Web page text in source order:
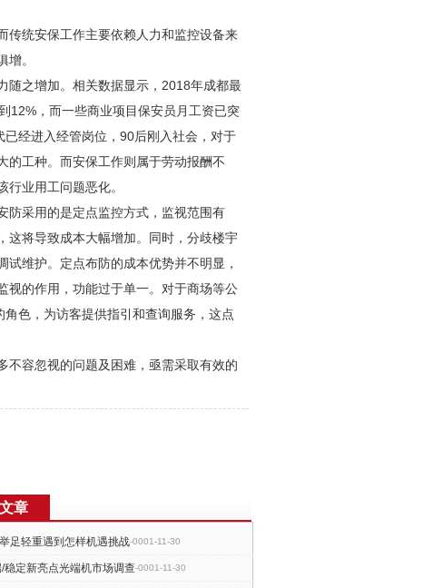
传统安保工作主要依赖人力和监控设备来
。
随之增加。相关数据显示，2018年成都最
12%，而一些商业项目保安员月工资已突
经进入经管岗位，90后刚入社会，对于
的工种。而安保工作则属于劳动报酬不
业用工问题恶化。
防采用的是定点监控方式，监视范围有
这将导致成本大幅增加。同时，分歧楼宇
维护。定点布防的成本优势并不明显，
视的作用，功能过于单一。对于商场等公
色，为访客提供指引和查询服务，这点
不容忽视的问题及困难，亟需采取有效的
章
足轻重遇到怎样机遇挑战-0001-11-30
稳定新亮点光端机市场调查-0001-11-30